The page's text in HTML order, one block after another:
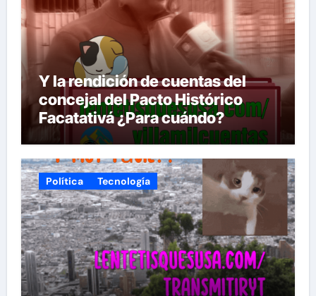
Y la rendición de cuentas del
concejal del Pacto Histórico
Facatativá ¿Para cuándo?
Política Tecnología